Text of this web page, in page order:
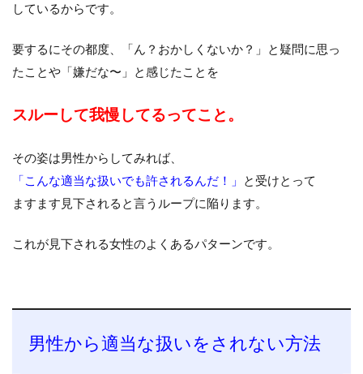
しているからです。
要するにその都度、「ん？おかしくないか？」と疑問に思っ
たことや「嫌だな〜」と感じたことを
スルーして我慢してるってこと。
その姿は男性からしてみれば、
「こんな適当な扱いでも許されるんだ！」
と受けとって
ますます見下されると言うループに陥ります。
これが見下される女性のよくあるパターンです。
男性から適当な扱いをされない方法